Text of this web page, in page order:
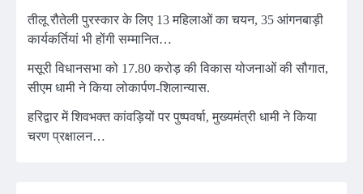
तीलू रौतेली पुरस्कार के लिए 13 महिलाओं का चयन, 35 आंगनबाड़ी
कार्यकर्तियां भी होंगी सम्मानित…
मसूरी विधानसभा को 17.80 करोड़ की विकास योजनाओं की सौगात,
सीएम धामी ने किया लोकार्पण-शिलान्यास.
हरिद्वार में शिवभक्त कांवड़ियों पर पुष्पवर्षा, मुख्यमंत्री धामी ने किया
चरण प्रक्षालन…